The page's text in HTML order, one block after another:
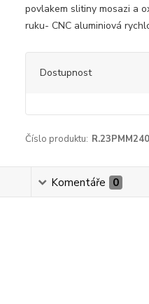
povlakem slitiny mosazi a
ruku- CNC aluminiová
Dostupnost
Číslo produktu: R.23PMM240
Komentáře 0